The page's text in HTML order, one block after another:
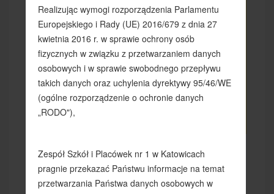
Regulaminy konkursów
20 wrzesień 2020
Odsłony: 1346
Zapraszamy do udziału w